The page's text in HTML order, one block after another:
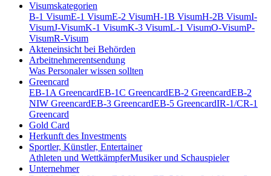
Visumskategorien
B-1 VisumE-1 VisumE-2 VisumH-1B VisumH-2B VisumI-
VisumJ-VisumK-1 VisumK-3 VisumL-1 VisumO-VisumP-
VisumR-Visum
Akteneinsicht bei Behörden
Arbeitnehmerentsendung
Was Personaler wissen sollten
Greencard
EB-1A GreencardEB-1C GreencardEB-2 GreencardEB-2
NIW GreencardEB-3 GreencardEB-5 GreencardIR-1/CR-1
Greencard
Gold Card
Herkunft des Investments
Sportler, Künstler, Entertainer
Athleten und WettkämpferMusiker und Schauspieler
Unternehmer